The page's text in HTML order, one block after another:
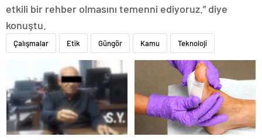
etkili bir rehber olmasını temenni ediyoruz.” diye
konuştu.
Çalışmalar Etik Güngör Kamu Teknoloji